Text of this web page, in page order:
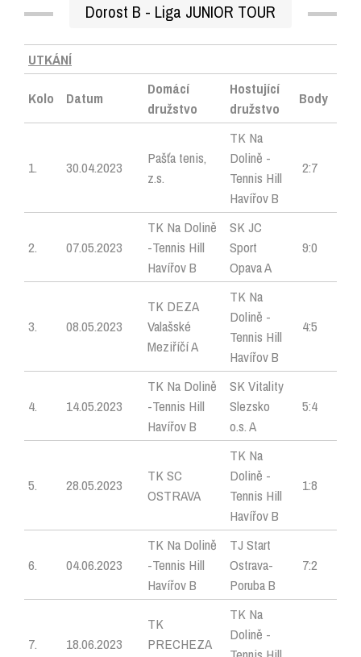
Dorost B - Liga JUNIOR TOUR
UTKÁNÍ
Kolo Datum
Domácí
družstvo
Hostující
družstvo
Body
1. 30.04.2023
Pašťa tenis,
z.s.
TK Na
Dolině -
Tennis Hill
Havířov B
2:7
2. 07.05.2023
TK Na Dolině
-Tennis Hill
Havířov B
SK JC
Sport
Opava A
9:0
3. 08.05.2023
TK DEZA
Valašské
Meziříčí A
TK Na
Dolině -
Tennis Hill
Havířov B
4:5
4. 14.05.2023
TK Na Dolině
-Tennis Hill
Havířov B
SK Vitality
Slezsko
o.s. A
5:4
5. 28.05.2023
TK SC
OSTRAVA
TK Na
Dolině -
Tennis Hill
Havířov B
1:8
6. 04.06.2023
TK Na Dolině
-Tennis Hill
Havířov B
TJ Start
Ostrava-
Poruba B
7:2
7. 18.06.2023
TK
PRECHEZA
TK Na
Dolině -